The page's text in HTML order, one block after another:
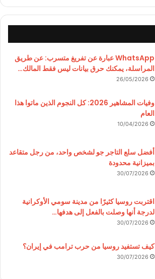
WhatsApp عبارة عن تفريغ متسرب: عن طريق
المراسلة، يمكنك حرق بيانات ليس فقط المالك…
26/05/2026
وفيات المشاهير 2026: كل النجوم الذين ماتوا هذا
العام
10/04/2026
أفضل سلع التاجر جو لشخص واحد، من رجل متقاعد
بميزانية محدودة
30/07/2026
اقتربت روسيا كثيرًا من مدينة سومي الأوكرانية
لدرجة أنها وصلت بالفعل إلى هدفها…
30/07/2026
كيف تستفيد روسيا من حرب ترامب في إيران؟
30/07/2026